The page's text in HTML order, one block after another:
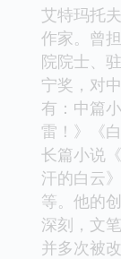
艾特玛托
作家。曾
院院士、
宁奖，对
有：中篇
雷！》《
长篇小说
汗的白云
等。他的
深刻，文
并多次被